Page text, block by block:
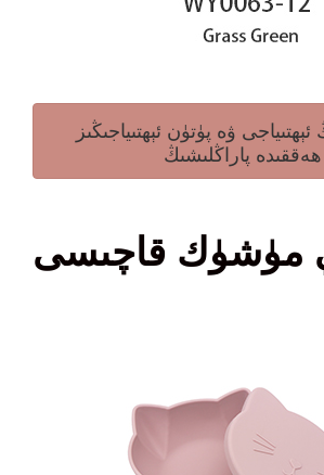
ئېھتىياجى ۋە پۈتۈن ئېھتىياجىڭىز
ھەققىدە پاراڭلىشىڭ
مۈشۈك قاچىسى